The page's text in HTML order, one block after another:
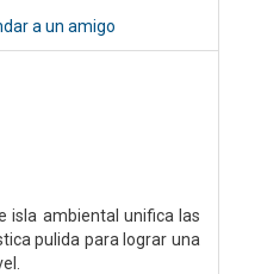
a un amigo
isla ambiental unifica las
pulida para lograr una